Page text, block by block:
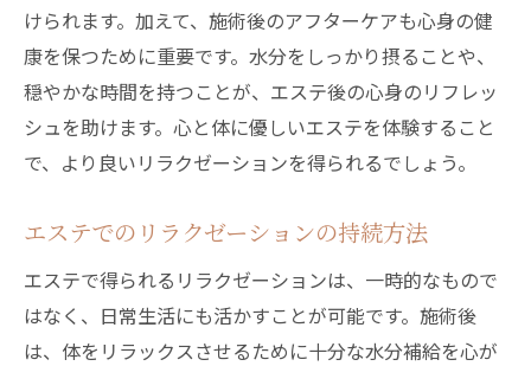
けられます。加えて、施術後のアフターケアも心身の健
康を保つために重要です。水分をしっかり摂ることや、
穏やかな時間を持つことが、エステ後の心身のリフレッ
シュを助けます。心と体に優しいエステを体験すること
で、より良いリラクゼーションを得られるでしょう。
エステでのリラクゼーションの持続方法
エステで得られるリラクゼーションは、一時的なもので
はなく、日常生活にも活かすことが可能です。施術後
は、体をリラックスさせるために十分な水分補給を心が